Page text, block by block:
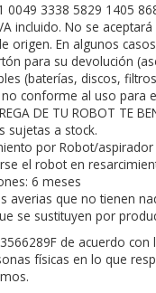
3338 5829 1405
incluido. No se
En algunos
para su devolución
(baterías, discos,
conforme al uso para
DE TU ROBOT TE
sujetas a stock.
por Robot/
el robot en
6 meses
que no tienen
se sustituyen por
de acuerdo
físicas en lo que